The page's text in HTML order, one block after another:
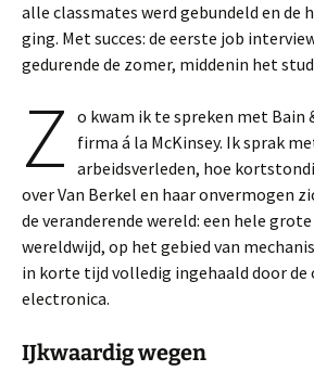
alle classmates werd gebundeld en de
ging. Met succes: de eerste job
gedurende de zomer, middenin het
Z o kwam ik te spreken met Bain
firma á la McKinsey. Ik sprak
arbeidsverleden, hoe
over Van Berkel en haar onvermogen
de veranderende wereld: een hele
wereldwijd, op het gebied van
in korte tijd volledig ingehaald door de
electronica.
IJkwaardig wegen